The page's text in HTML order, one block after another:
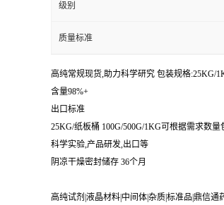
级别
质量标准
高纯常规现货,助力科学研究 包装规格:25KG/
含量98%+
出口标准
25KG/纸板桶 100G/500G/1KG可根据需求数量
科学实验,产品研发,出口等
阴凉干燥密封储存 36个月
高纯试剂|液晶材料|中间体|杂质|标准品|鼎信通